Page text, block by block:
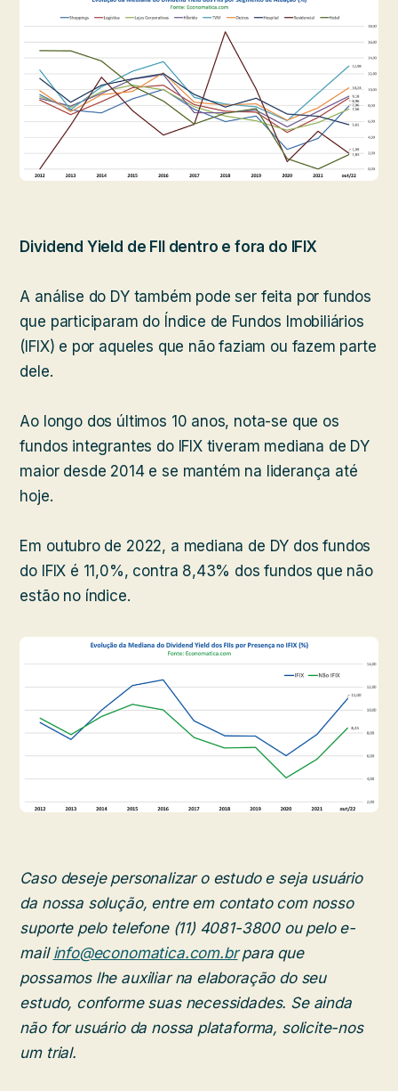
Dividend Yield de FII dentro e fora do IFIX
A análise do DY também pode ser feita por fundos
que participaram do Índice de Fundos Imobiliários
(IFIX) e por aqueles que não faziam ou fazem parte
dele.
Ao longo dos últimos 10 anos, nota-se que os
fundos integrantes do IFIX tiveram mediana de DY
maior desde 2014 e se mantém na liderança até
hoje.
Em outubro de 2022, a mediana de DY dos fundos
do IFIX é 11,0%, contra 8,43% dos fundos que não
estão no índice.
Caso deseje personalizar o estudo e seja usuário
da nossa solução, entre em contato com nosso
suporte pelo telefone (11) 4081-3800 ou pelo e-
mail info@economatica.com.brpara que
possamos lhe auxiliar na elaboração do seu
estudo, conforme suas necessidades. Se ainda
não for usuário da nossa plataforma, solicite-nos
um trial.